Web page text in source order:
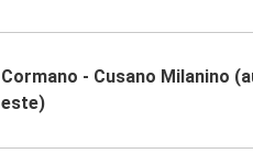
Cormano - Cusano Milanino
este)